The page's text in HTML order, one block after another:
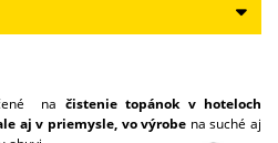
na čistenie topánok v hoteloch
aj v priemysle, vo výrobe na suché aj